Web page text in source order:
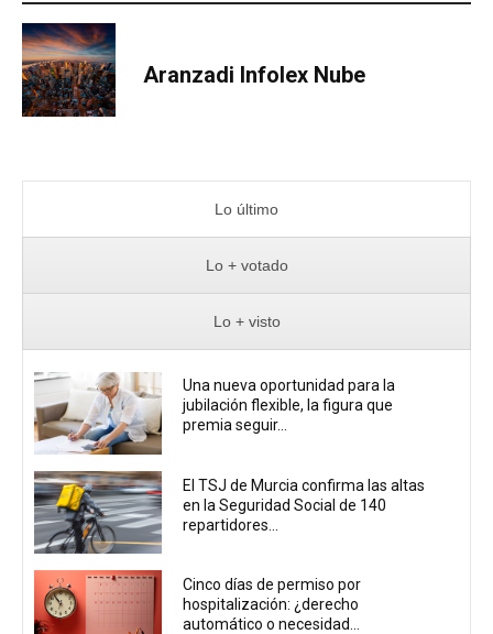
Aranzadi Infolex Nube
Lo último
Lo + votado
Lo + visto
Una nueva oportunidad para la
jubilación flexible, la figura que
premia seguir...
El TSJ de Murcia confirma las altas
en la Seguridad Social de 140
repartidores...
Cinco días de permiso por
hospitalización: ¿derecho
automático o necesidad...